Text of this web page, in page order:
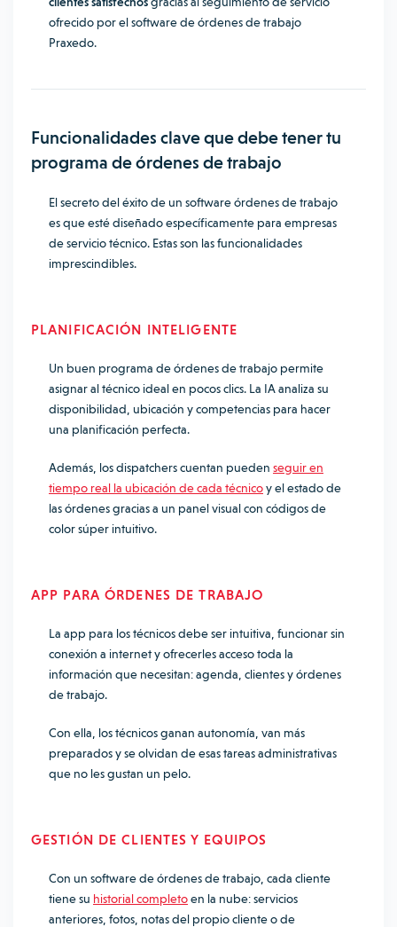
ofrecido por el software de órdenes de trabajo
Praxedo.
Funcionalidades clave que debe tener tu
programa de órdenes de trabajo
El secreto del éxito de un software órdenes de trabajo
es que esté diseñado específicamente para empresas
de servicio técnico. Estas son las funcionalidades
imprescindibles.
PLANIFICACIÓN INTELIGENTE
Un buen programa de órdenes de trabajo permite
asignar al técnico ideal en pocos clics. La IA analiza su
disponibilidad, ubicación y competencias para hacer
una planificación perfecta.
Además, los dispatchers cuentan pueden seguir en
tiempo real la ubicación de cada técnicoy el estado de
las órdenes gracias a un panel visual con códigos de
color súper intuitivo.
APP PARA ÓRDENES DE TRABAJO
La app para los técnicos debe ser intuitiva, funcionar sin
conexión a internet y ofrecerles acceso toda la
información que necesitan: agenda, clientes y órdenes
de trabajo.
Con ella, los técnicos ganan autonomía, van más
preparados y se olvidan de esas tareas administrativas
que no les gustan un pelo.
GESTIÓN DE CLIENTES Y EQUIPOS
Con un software de órdenes de trabajo, cada cliente
tiene su historial completoen la nube: servicios
anteriores, fotos, notas del propio cliente o de